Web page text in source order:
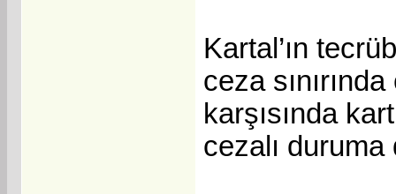
Kartal’ın
ceza
karşısında
cezalı